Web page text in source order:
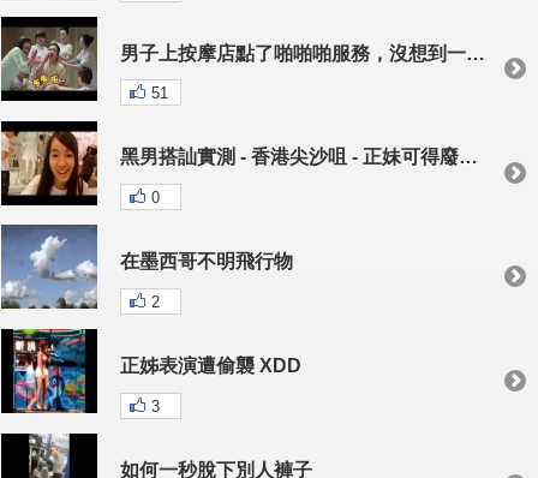
男子上按摩店點了啪啪啪服務，沒想到一次來6個…..
51
黑男搭訕實測 - 香港尖沙咀 - 正妹可得廢搭訕法
0
在墨西哥不明飛行物
2
正姊表演遭偷襲 XDD
3
如何一秒脫下別人褲子